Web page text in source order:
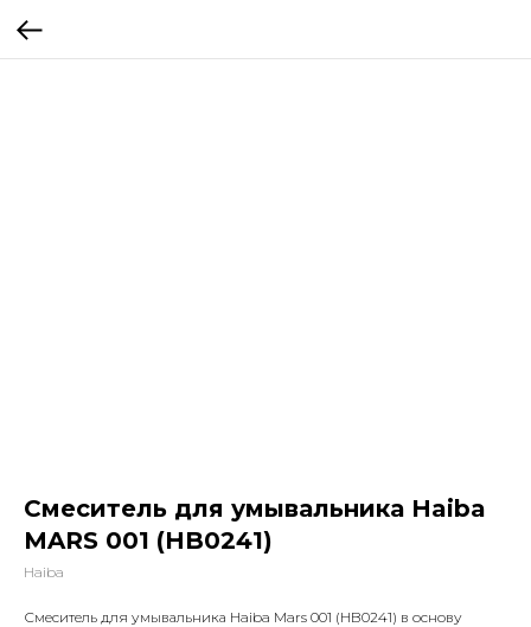
Смеситель для умывальника Haiba
MARS 001 (HB0241)
Haiba
Смеситель для умывальника Haiba Mars 001 (HB0241) в основу